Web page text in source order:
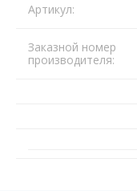
Артикул:
Заказной номер
производителя: